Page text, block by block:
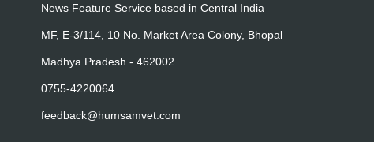
News Feature Service based in Central India
MF, E-3/114, 10 No. Market Area Colony, Bhopal
Madhya Pradesh - 462002
0755-4220064
feedback@humsamvet.com